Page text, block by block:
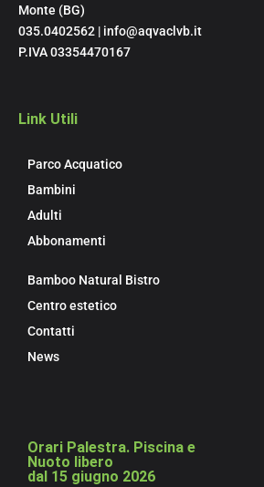
Monte (BG)
035.0402562 | info@aqvaclvb.it
P.IVA 03354470167
Link Utili
Parco Acquatico
Bambini
Adulti
Abbonamenti
Bamboo Natural Bistro
Centro estetico
Contatti
News
Orari Palestra. Piscina e
Nuoto libero
dal 15 giugno 2026